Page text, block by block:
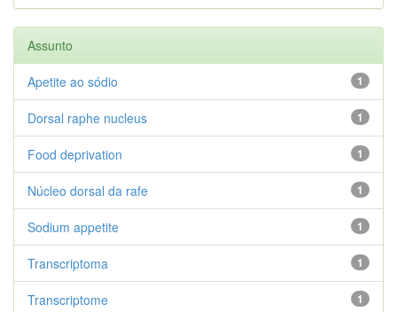
Assunto
1
Apetite ao sódio
1
Dorsal raphe nucleus
1
Food deprivation
1
Núcleo dorsal da rafe
1
Sodium appetite
1
Transcriptoma
1
Transcriptome